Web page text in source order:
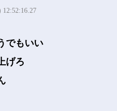
12:52:16.27
でもいい
げろ